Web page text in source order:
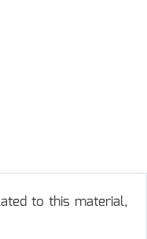
to this material,